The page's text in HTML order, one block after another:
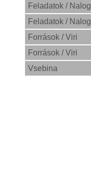
Feladatok /
Feladatok /
Források / Viri
Források / Viri
Vsebina